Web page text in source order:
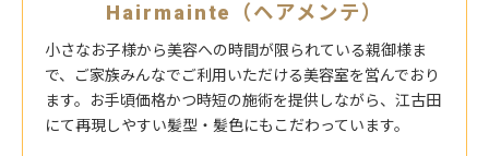
Hairmainte（ヘアメンテ）
小さなお子様から美容への時間が限られている親御様ま
で、ご家族みんなでご利用いただける美容室を営んでおり
ます。お手頃価格かつ時短の施術を提供しながら、江古田
にて再現しやすい髪型・髪色にもこだわっています。